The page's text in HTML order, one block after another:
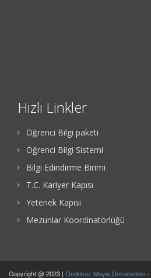
Hızlı Linkler
Öğrenci Bilgi paketi
Öğrenci Bilgi Sistemi
Bilgi Edindirme Birimi
T.C. Kariyer Kapısı
Yetenek Kapısı
Mezunlar Koordinatörlüğü
Copyright @ 2023 | Ondokuz Mayıs Üniversitesi-